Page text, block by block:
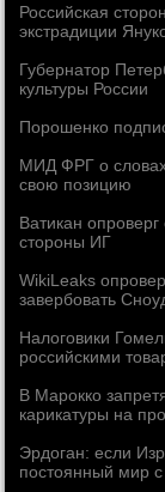
Российская
экстрадиции
Губернатор
культуры России
Порошенко
МИД ФРГ о
свою позицию
Ватикан
стороны ИГ
WikiLeaks
завербовать
Налоговики
российскими
В Марокко
карикатуры на
Эрдоган: если
постоянный мир